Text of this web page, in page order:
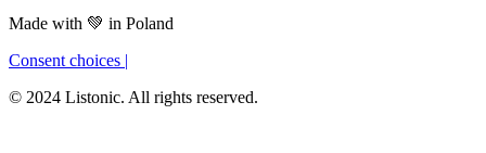
Made with 💚 in Poland
Consent choices
© 2024 Listonic. All rights reserved.